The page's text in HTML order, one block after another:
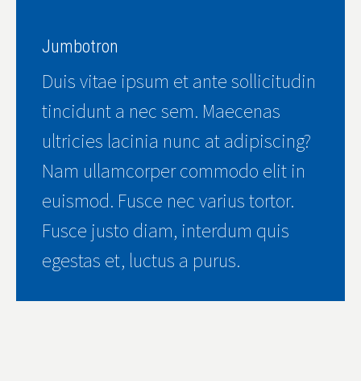
Jumbotron
Duis vitae ipsum et ante sollicitudin
tincidunt a nec sem. Maecenas
ultricies lacinia nunc at adipiscing?
Nam ullamcorper commodo elit in
euismod. Fusce nec varius tortor.
Fusce justo diam, interdum quis
egestas et, luctus a purus.